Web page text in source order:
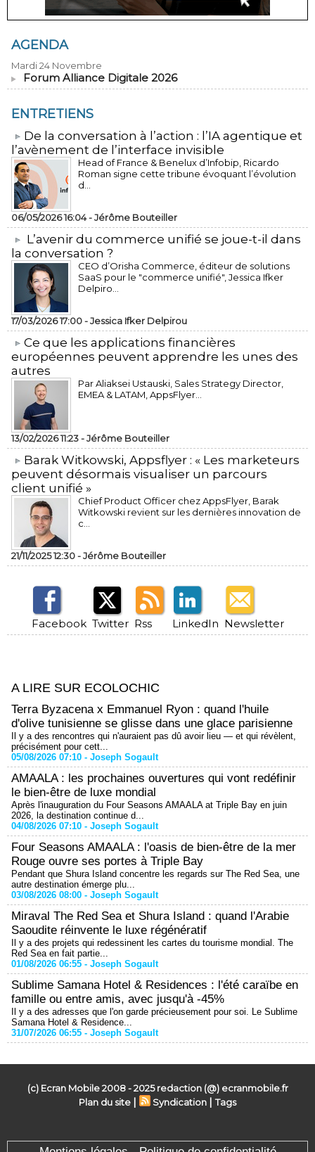
AGENDA
Mardi 24 Novembre
Forum Alliance Digitale 2026
ENTRETIENS
​De la conversation à l’action : l’IA agentique et
l’avènement de l’interface invisible
Head of France & Benelux d’Infobip, Ricardo
Roman signe cette tribune évoquant l’évolution
d...
06/05/2026 16:04 -Jérôme Bouteiller
L’avenir du commerce unifié se joue-t-il dans
la conversation ?
CEO d’Orisha Commerce, éditeur de solutions
SaaS pour le "commerce unifié", Jessica Ifker
Delpiro...
17/03/2026 17:00 -Jessica Ifker Delpirou
​Ce que les applications financières
européennes peuvent apprendre les unes des
autres
Par Aliaksei Ustauski, Sales Strategy Director,
EMEA & LATAM, AppsFlyer...
13/02/2026 11:23 -Jérôme Bouteiller
​Barak Witkowski, Appsflyer : « Les marketeurs
peuvent désormais visualiser un parcours
client unifié »
Chief Product Officer chez AppsFlyer, ​Barak
Witkowski revient sur les dernières innovation de
c...
21/11/2025 12:30 -Jérôme Bouteiller
Facebook Twitter Rss LinkedIn Newsletter
A LIRE SUR ECOLOCHIC
Terra Byzacena x Emmanuel Ryon : quand l'huile
d'olive tunisienne se glisse dans une glace parisienne
Il y a des rencontres qui n'auraient pas dû avoir lieu — et qui révèlent,
précisément pour cett...
05/08/2026 07:10 - Joseph Sogault
AMAALA : les prochaines ouvertures qui vont redéfinir
le bien-être de luxe mondial
Après l'inauguration du Four Seasons AMAALA at Triple Bay en juin
2026, la destination continue d...
04/08/2026 07:10 - Joseph Sogault
Four Seasons AMAALA : l'oasis de bien-être de la mer
Rouge ouvre ses portes à Triple Bay
Pendant que Shura Island concentre les regards sur The Red Sea, une
autre destination émerge plu...
03/08/2026 08:00 - Joseph Sogault
Miraval The Red Sea et Shura Island : quand l'Arabie
Saoudite réinvente le luxe régénératif
Il y a des projets qui redessinent les cartes du tourisme mondial. The
Red Sea en fait partie...
01/08/2026 06:55 - Joseph Sogault
Sublime Samana Hotel & Residences : l'été caraïbe en
famille ou entre amis, avec jusqu'à -45%
Il y a des adresses que l'on garde précieusement pour soi. Le Sublime
Samana Hotel & Residence...
31/07/2026 06:55 - Joseph Sogault
(c) Ecran Mobile 2008 - 2025 redaction (@) ecranmobile.fr
Plan du site | Syndication |Tags